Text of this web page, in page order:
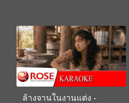
ล้างจานในงานแต่ง -